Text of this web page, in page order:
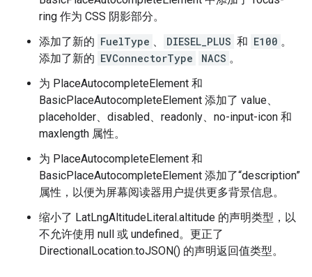
ring 作为 CSS 阴影部分。
添加了新的 FuelType 、 DIESEL_PLUS 和 E100 。
添加了新的 EVConnectorType NACS 。
为 PlaceAutocompleteElement 和
BasicPlaceAutocompleteElement 添加了 value、
placeholder、disabled、readonly、no-input-icon 和
maxlength 属性。
为 PlaceAutocompleteElement 和
BasicPlaceAutocompleteElement 添加了“description”
属性，以便为屏幕阅读器用户提供更多背景信息。
缩小了 LatLngAltitudeLiteral.altitude 的声明类型，以
不允许使用 null 或 undefined。更正了
DirectionalLocation.toJSON() 的声明返回值类型。